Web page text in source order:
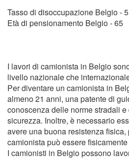
Tasso di disoccupazione Belgio -
Età di pensionamento Belgio - 65
I lavori di camionista in Belgio
livello nazionale che
Per diventare un camionista in
almeno 21 anni, una patente di
conoscenza delle norme stradali
sicurezza. Inoltre, è necessario
avere una buona resistenza
camionista può essere
I camionisti in Belgio possono